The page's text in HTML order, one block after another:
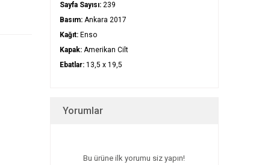
Sayfa Sayısı:239
Basım:Ankara 2017
Kağıt:Enso
Kapak:Amerikan Cilt
Ebatlar:13,5 x 19,5
Yorumlar
Bu ürüne ilk yorumu siz yapın!